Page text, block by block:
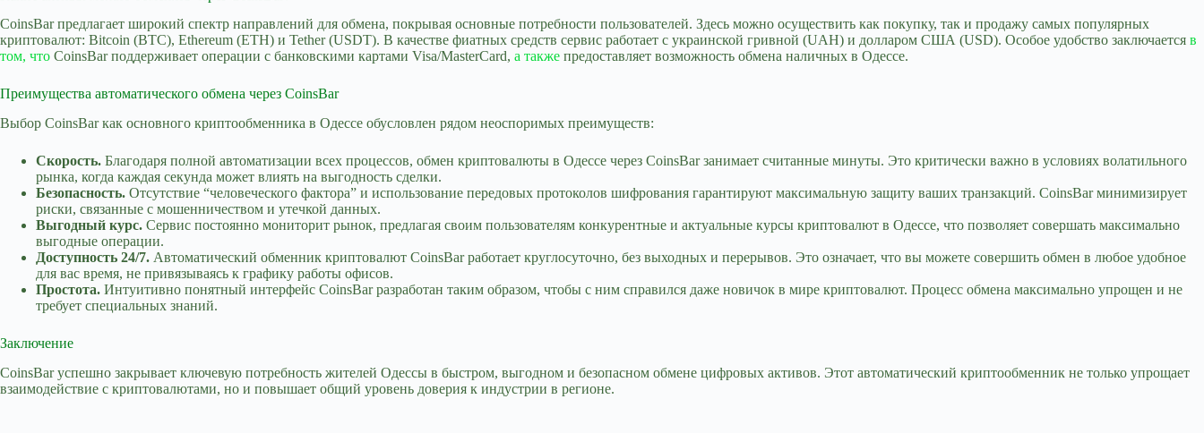
CoinsBar предлагает широкий спектр направлений для обмена, покрывая основные потребности пользователей. Здесь можно осуществить как покупку, так и продажу самых популярных
криптовалют: Bitcoin (BTC), Ethereum (ETH) и Tether (USDT). В качестве фиатных средств сервис работает с украинской гривной (UAH) и долларом США (USD). Особое удобство заключается в
том, что CoinsBar поддерживает операции с банковскими картами Visa/MasterCard, а также предоставляет возможность обмена наличных в Одессе.
Преимущества автоматического обмена через CoinsBar
Выбор CoinsBar как основного криптообменника в Одессе обусловлен рядом неоспоримых преимуществ:
Скорость. Благодаря полной автоматизации всех процессов, обмен криптовалюты в Одессе через CoinsBar занимает считанные минуты. Это критически важно в условиях волатильного
рынка, когда каждая секунда может влиять на выгодность сделки.
Безопасность. Отсутствие “человеческого фактора” и использование передовых протоколов шифрования гарантируют максимальную защиту ваших транзакций. CoinsBar минимизирует
риски, связанные с мошенничеством и утечкой данных.
Выгодный курс. Сервис постоянно мониторит рынок, предлагая своим пользователям конкурентные и актуальные курсы криптовалют в Одессе, что позволяет совершать максимально
выгодные операции.
Доступность 24/7. Автоматический обменник криптовалют CoinsBar работает круглосуточно, без выходных и перерывов. Это означает, что вы можете совершить обмен в любое удобное
для вас время, не привязываясь к графику работы офисов.
Простота. Интуитивно понятный интерфейс CoinsBar разработан таким образом, чтобы с ним справился даже новичок в мире криптовалют. Процесс обмена максимально упрощен и не
требует специальных знаний.
Заключение
CoinsBar успешно закрывает ключевую потребность жителей Одессы в быстром, выгодном и безопасном обмене цифровых активов. Этот автоматический криптообменник не только упрощает
взаимодействие с криптовалютами, но и повышает общий уровень доверия к индустрии в регионе.